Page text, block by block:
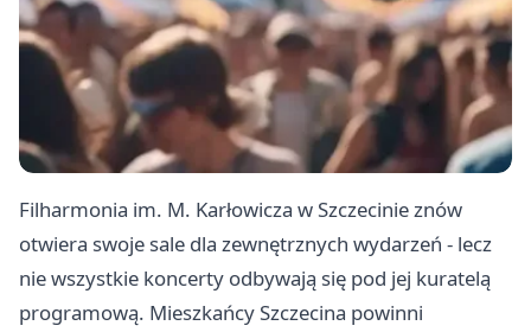
Filharmonia im. M. Karłowicza w Szczecinie znów
otwiera swoje sale dla zewnętrznych wydarzeń - lecz
nie wszystkie koncerty odbywają się pod jej kuratelą
programową. Mieszkańcy Szczecina powinni